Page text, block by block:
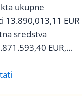
ukupne
13.890,013,11 EUR
sredstva
EUR,…